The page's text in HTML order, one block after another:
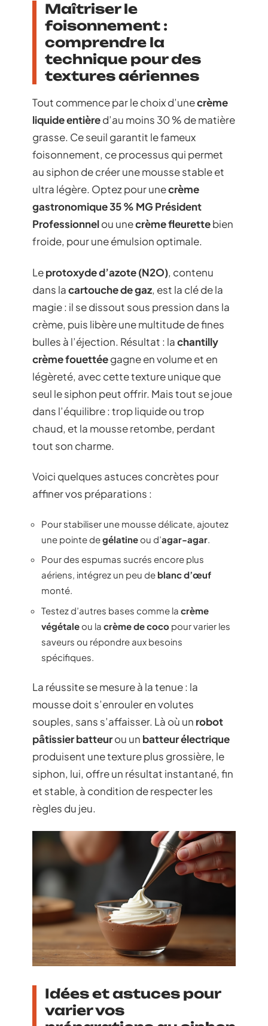
Maîtriser le
foisonnement :
comprendre la
technique pour des
textures aériennes
Tout commence par le choix d’unecrème
liquide entièred’au moins 30 % de matière
grasse. Ce seuil garantit le fameux
foisonnement, ce processus qui permet
au siphon de créer une mousse stable et
ultra légère. Optez pour unecrème
gastronomique 35 % MG Président
Professionnelou unecrème fleurettebien
froide, pour une émulsion optimale.
Leprotoxyde d’azote (N2O), contenu
dans lacartouche de gaz, est la clé de la
magie : il se dissout sous pression dans la
crème, puis libère une multitude de fines
bulles à l’éjection. Résultat : lachantilly
crème fouettéegagne en volume et en
légèreté, avec cette texture unique que
seul le siphon peut offrir. Mais tout se joue
dans l’équilibre : trop liquide ou trop
chaud, et la mousse retombe, perdant
tout son charme.
Voici quelques astuces concrètes pour
affiner vos préparations :
Pour stabiliser une mousse délicate, ajoutez
une pointe degélatineou d’agar-agar
Pour des espumas sucrés encore plus
aériens, intégrez un peu de blanc d’œuf
monté.
Testez d’autres bases comme la crème
végétaleou la crème de coco pour varier les
saveurs ou répondre aux besoins
spécifiques.
La réussite se mesure à la tenue : la
mousse doit s’enrouler en volutes
souples, sans s’affaisser. Là où un robot
pâtissier batteurou un batteur électrique
produisent une texture plus grossière, le
siphon, lui, offre un résultat instantané, fin
et stable, à condition de respecter les
règles du jeu.
Idées et astuces pour
varier vos